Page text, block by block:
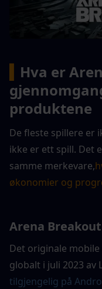
Hva er
produktene
De fleste spillere er
ikke er ett spill. Det
samme merkevare,
økonomier og
Arena
Det originale
globalt i juli 2023 av
tilgjengelig på